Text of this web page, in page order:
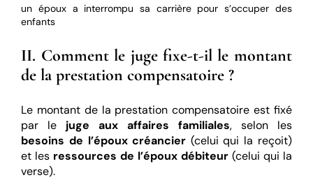
un époux a interrompu sa carrière pour s’occuper des
enfants
II. Comment le juge fixe-t-il le montant
de la prestation compensatoire ?
Le montant de la prestation compensatoire est fixé
par le juge aux affaires familiales, selon les
besoins de l’époux créancier (celui qui la reçoit)
et les ressources de l’époux débiteur(celui qui la
verse).